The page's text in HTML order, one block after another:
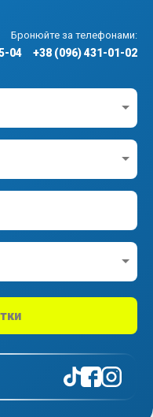
Бронюйте за телефонами:
04 +38 (096) 431-01-02